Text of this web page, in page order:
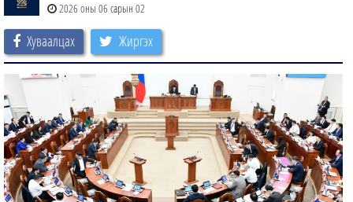
2026 оны 06 сарын 02
Хуваалцах Жиргэх